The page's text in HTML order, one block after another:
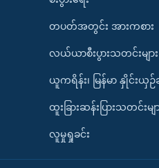
တပတ်အတွင်း အားကစား
လယ်ယာစီးပွားသတင်းများ
ယူကရိန်း၊ မြန်မာ နှိုင်းယှဉ်
ထူးခြားဆန်းပြားသတင်းမျ
လူမှုရှုခင်း